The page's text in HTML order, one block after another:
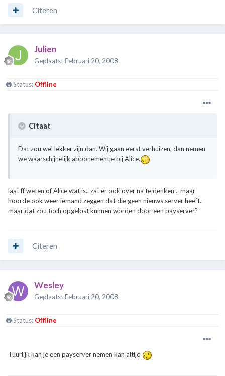
Citeren
Julien
GeplaatstFebruari 20, 2008
Status: Offline
Citaat
Dat zou wel lekker zijn dan. Wij gaan eerst verhuizen, dan nemen
we waarschijnelijk abbonementje bij Alice.
laat ff weten of Alice wat is.. zat er ook over na te denken .. maar
hoorde ook weer iemand zeggen dat die geen nieuws server heeft..
maar dat zou toch opgelost kunnen worden door een payserver?
Citeren
Wesley
GeplaatstFebruari 20, 2008
Status: Offline
Tuurlijk kan je een payserver nemen kan altijd